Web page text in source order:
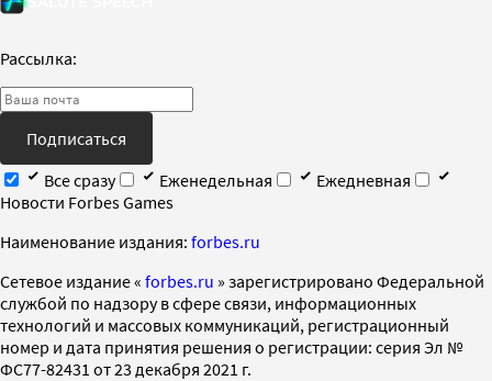
Рассылка:
Подписаться
Все сразу
Еженедельная
Ежедневная
Новости Forbes Games
Наименование издания: forbes.ru
Cетевое издание « forbes.ru » зарегистрировано Федеральной
службой по надзору в сфере связи, информационных
технологий и массовых коммуникаций, регистрационный
номер и дата принятия решения о регистрации: серия Эл №
ФС77-82431 от 23 декабря 2021 г.